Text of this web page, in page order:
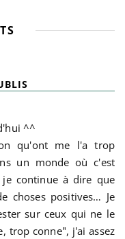
^^
qu'ont me l'a trop
un monde où c'est
continue à dire que
choses positives… Je
sur ceux qui ne le
trop conne", j'ai assez